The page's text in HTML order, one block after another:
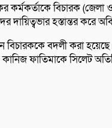
কর্মকর্তাকে বিচারক
দায়িত্বভার হস্তান্তর
বদলী করা
ফাতিমাকে সিলেট